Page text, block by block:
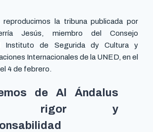
la tribuna publicada por
Jesús, miembro del Consejo
Instituto de Segurida dy Cultura y
Internacionales de la UNED, en el
el 4 de febrero.
de Al Ándalus
rigor y